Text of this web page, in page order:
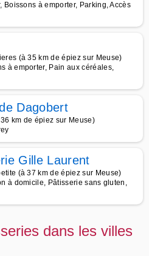
à emporter, Parking, Accès
(à 35 km de épiez sur Meuse)
à emporter, Pain aux céréales,
Dagobert
km de épiez sur Meuse)
Gille Laurent
(à 37 km de épiez sur Meuse)
à domicile, Pâtisserie sans gluten,
dans les villes